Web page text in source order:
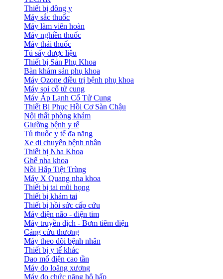
Thiết bị đông y
Máy sắc thuốc
Máy làm viên hoàn
Máy nghiền thuốc
Máy thái thuốc
Tủ sấy dược liệu
Thiết bị Sản Phụ Khoa
Bàn khám sản phụ khoa
Máy Ozone điều trị bệnh phụ khoa
Máy soi cổ tử cung
Máy Áp Lạnh Cổ Tử Cung
Thiết Bị Phục Hồi Cơ Sàn Chậu
Nội thất phòng khám
Giường bệnh y tế
Tủ thuốc y tế đa năng
Xe di chuyển bệnh nhân
Thiết bị Nha Khoa
Ghế nha khoa
Nồi Hấp Tiệt Trùng
Máy X Quang nha khoa
Thiết bị tai mũi họng
Thiết bị khám tai
Thiết bị hồi sức cấp cứu
Máy điện não - điện tim
Máy truyền dịch - Bơm tiêm điện
Cáng cứu thương
Máy theo dõi bệnh nhân
Thiết bị y tế khác
Dao mổ điện cao tần
Máy đo loãng xương
Máy đo chức năng hô hấp